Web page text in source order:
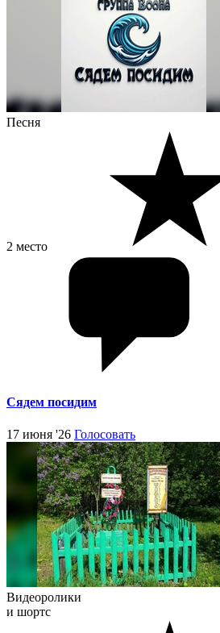
Песня
2 место
Сядем посидим
17 июня '26 Голосовать
Видеоролики
и шортс